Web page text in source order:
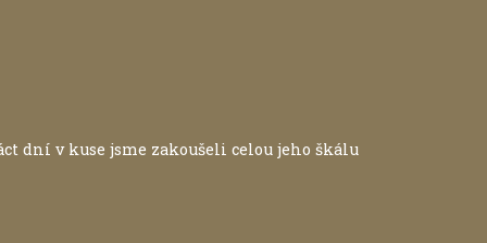
dní v kuse jsme zakoušeli celou jeho škálu